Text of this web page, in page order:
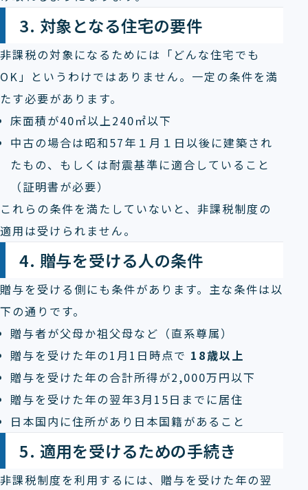
3. 対象となる住宅の要件
非課税の対象になるためには「どんな住宅でも
OK」というわけではありません。一定の条件を満
たす必要があります。
床面積が40㎡以上240㎡以下
中古の場合は昭和57年１月１日以後に建築され
たもの、もしくは耐震基準に適合していること
（証明書が必要）
これらの条件を満たしていないと、非課税制度の
適用は受けられません。
4. 贈与を受ける人の条件
贈与を受ける側にも条件があります。主な条件は以
下の通りです。
贈与者が父母か祖父母など（直系尊属）
贈与を受けた年の1月1日時点で 18歳以上
贈与を受けた年の合計所得が2,000万円以下
贈与を受けた年の翌年3月15日までに居住
日本国内に住所があり日本国籍があること
5. 適用を受けるための手続き
非課税制度を利用するには、贈与を受けた年の翌